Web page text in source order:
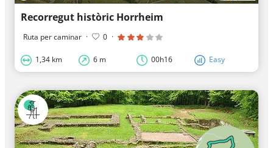
Recorregut històric Horrheim
Ruta per caminar · 0 ·
1,34 km 6 m 00h16 Easy